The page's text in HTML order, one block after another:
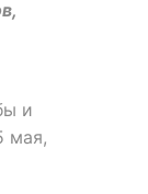
и
мая,